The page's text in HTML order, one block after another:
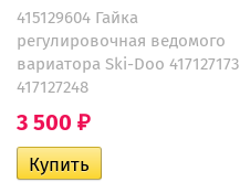
415129604 Гайка
регулировочная ведомого
вариатора Ski-Doo 417127173
417127248
3 500 ₽